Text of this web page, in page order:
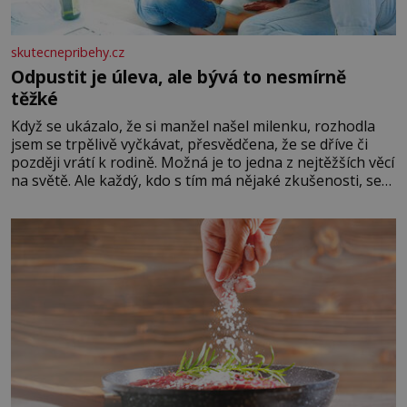
skutecnepribehy.cz
Odpustit je úleva, ale bývá to nesmírně
těžké
Když se ukázalo, že si manžel našel milenku, rozhodla
jsem se trpělivě vyčkávat, přesvědčena, že se dříve či
později vrátí k rodině. Možná je to jedna z nejtěžších věcí
na světě. Ale každý, kdo s tím má nějaké zkušenosti, se
Když se ke mně doneslo, že si manžel pořídil milenku,